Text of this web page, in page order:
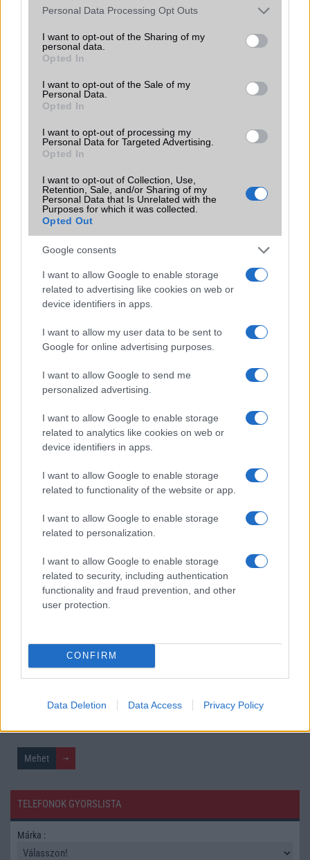
Please note that this website/app uses one or more Google
not limited to your visit or usage behaviour. You may click to
grant or deny consent to Google and its third-party tags to
use your data for below specified purposes in below Google
consent section.
Personal Data Processing Opt Outs
I want to opt-out of the Sharing of my
personal data.
Opted In
I want to opt-out of the Sale of my
Personal Data.
Opted In
I want to opt-out of processing my
Personal Data for Targeted Advertising.
Opted In
I want to opt-out of Collection, Use,
Retention, Sale, and/or Sharing of my
Personal Data that Is Unrelated with the
Purposes for which it was collected.
Opted Out
Google consents
I want to allow Google to enable storage
related to advertising like cookies on web or
device identifiers in apps.
I want to allow my user data to be sent to
Google for online advertising purposes.
I want to allow Google to send me
personalized advertising.
I want to allow Google to enable storage
related to analytics like cookies on web or
device identifiers in apps.
I want to allow Google to enable storage
related to functionality of the website or app.
I want to allow Google to enable storage
related to personalization.
I want to allow Google to enable storage
related to security, including authentication
functionality and fraud prevention, and other
user protection.
CONFIRM
Data Deletion Data Access Privacy Policy
KAPCSOLÓDÓ HÍREK
HTC: márciusban jön az Android 4.0
Átalakul a Google Play: éljen a Holo!
Sense és stock Android váltás egyetlen gombnyomással
HTC One: Android 4.3 szeptember végén
Megújul a Facebook!
Íme az androidos Nokia kezelőfelülete
HTC One M7: jön a Sense 6!
Ki nyert? UX 4.0 vs TW vs Sense 7.0
LEGOLVASOTTABBAK
Számos népszerű Samsung Galaxy készülék kimarad a One
UI 9 frissítésből – itt a lista az érintett modellekről
iPhone 18 bemutató dátum - ekkor rántja le a leplet az
Apple az új csúcsmobilokról
észrevétlenül könnyíti meg a mindennapokat
Ez a rejtett Samsung funkció teljesen megváltoztatja a
Nem biztos, hogy érdemes kivárni az iPhone 18 Prot
kamerás funkcióját
Itt a vég a Galaxy S23 széria számára: a One UI 9 lehet az
utolsó nagy frissítés
TELEFONOK GYORSLISTA
Márka :